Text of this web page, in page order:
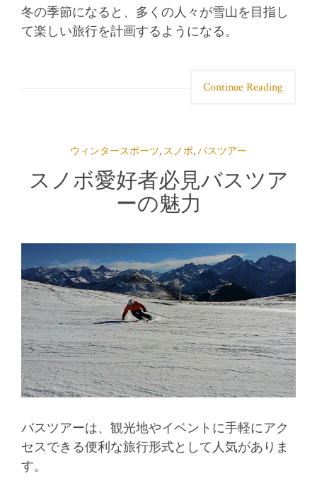
冬の季節になると、多くの人々が雪山を目指し
て楽しい旅行を計画するようになる。
Continue Reading
ウィンタースポーツ, スノボ,バスツアー
スノボ愛好者必見バスツア
ーの魅力
バスツアーは、観光地やイベントに手軽にアク
セスできる便利な旅行形式として人気がありま
す。